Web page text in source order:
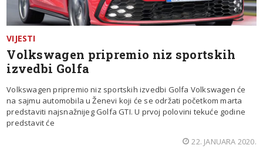
VIJESTI
Volkswagen pripremio niz sportskih
izvedbi Golfa
Volkswagen pripremio niz sportskih izvedbi Golfa Volkswagen će
na sajmu automobila u Ženevi koji će se održati početkom marta
predstaviti najsnažnijeg Golfa GTI. U prvoj polovini tekuće godine
predstavit će
22. JANUARA 2020.